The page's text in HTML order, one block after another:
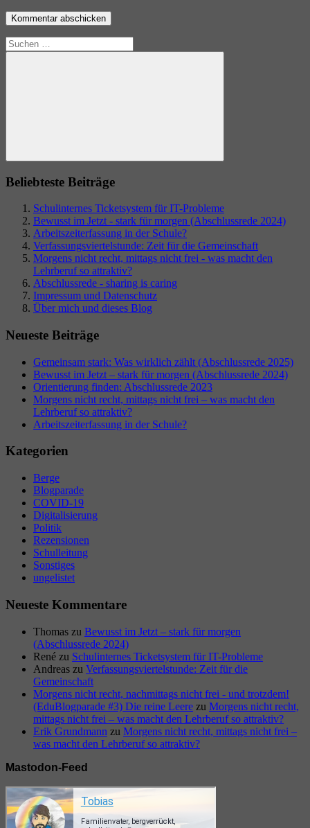
Suchen
nach:
Suchen
Beliebteste Beiträge
Schulinternes Ticketsystem für IT-Probleme
Bewusst im Jetzt - stark für morgen (Abschlussrede 2024)
Arbeitszeiterfassung in der Schule?
Verfassungsviertelstunde: Zeit für die Gemeinschaft
Morgens nicht recht, mittags nicht frei - was macht den
Lehrberuf so attraktiv?
Abschlussrede - sharing is caring
Impressum und Datenschutz
Über mich und dieses Blog
Neueste Beiträge
Gemeinsam stark: Was wirklich zählt (Abschlussrede 2025)
Bewusst im Jetzt – stark für morgen (Abschlussrede 2024)
Orientierung finden: Abschlussrede 2023
Morgens nicht recht, mittags nicht frei – was macht den
Lehrberuf so attraktiv?
Arbeitszeiterfassung in der Schule?
Kategorien
Berge
Blogparade
COVID-19
Digitalisierung
Politik
Rezensionen
Schulleitung
Sonstiges
ungelistet
Neueste Kommentare
Thomas zu Bewusst im Jetzt – stark für morgen
(Abschlussrede 2024)
René zu Schulinternes Ticketsystem für IT-Probleme
Andreas zu Verfassungsviertelstunde: Zeit für die
Gemeinschaft
Morgens nicht recht, nachmittags nicht frei - und trotzdem!
(EduBlogparade #3) Die reine Leere zu Morgens nicht recht,
mittags nicht frei – was macht den Lehrberuf so attraktiv?
Erik Grundmann zu Morgens nicht recht, mittags nicht frei –
was macht den Lehrberuf so attraktiv?
Mastodon-Feed